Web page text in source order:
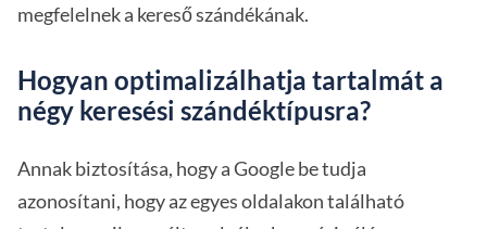
megfelelnek a kereső szándékának.
Hogyan optimalizálhatja tartalmát a
négy keresési szándéktípusra?
Annak biztosítása, hogy a Google be tudja
azonosítani, hogy az egyes oldalakon található